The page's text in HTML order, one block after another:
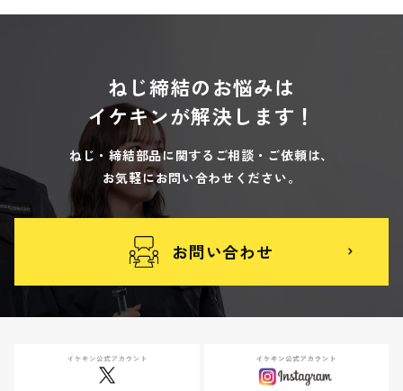
ねじ締結のお悩みは
イケキンが解決します！
ねじ・締結部品に関するご相談・ご依頼は、
お気軽にお問い合わせください。
お問い合わせ